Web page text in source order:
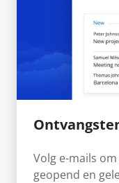
Volg e-mails
geopend en